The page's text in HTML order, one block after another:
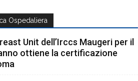
Ospedaliera
Unit dell’Irccs Maugeri per il
ottiene la certificazione